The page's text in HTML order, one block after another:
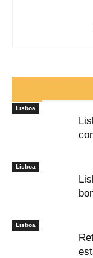
Lisboa
Lisboa
Lisboa